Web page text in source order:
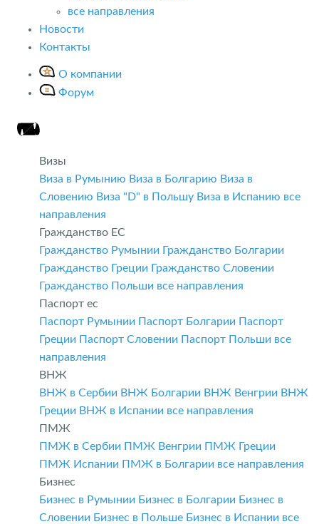
все направления
Новости
Контакты
О компании
Форум
Визы
Виза в Румынию Виза в Болгарию Виза в
Словению Виза "D" в Польшу Виза в Испанию все
направления
Гражданство ЕС
Гражданство Румынии Гражданство Болгарии
Гражданство Греции Гражданство Словении
Гражданство Польши все направления
Паспорт ес
Паспорт Румынии Паспорт Болгарии Паспорт
Греции Паспорт Словении Паспорт Польши все
направления
ВНЖ
ВНЖ в Сербии ВНЖ Болгарии ВНЖ Венгрии ВНЖ
Греции ВНЖ в Испании все направления
ПМЖ
ПМЖ в Сербии ПМЖ Венгрии ПМЖ Греции
ПМЖ Испании ПМЖ в Болгарии все направления
Бизнес
Бизнес в Румынии Бизнес в Болгарии Бизнес в
Словении Бизнес в Польше Бизнес в Испании все